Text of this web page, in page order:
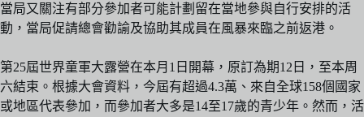
當局又關注有部分參加者可能計劃留在當地參與自行安排的活
動，當局促請總會勸諭及協助其成員在風暴來臨之前返港。
第25屆世界童軍大露營在本月1日開幕，原訂為期12日，至本周
六結束。根據大會資料，今屆有超過4.3萬、來自全球158個國家
或地區代表參加，而參加者大多是14至17歲的青少年。然而，活